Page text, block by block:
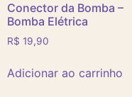
Conector da Bomba –
Bomba Elétrica
R$ 19,90
Adicionar ao carrinho